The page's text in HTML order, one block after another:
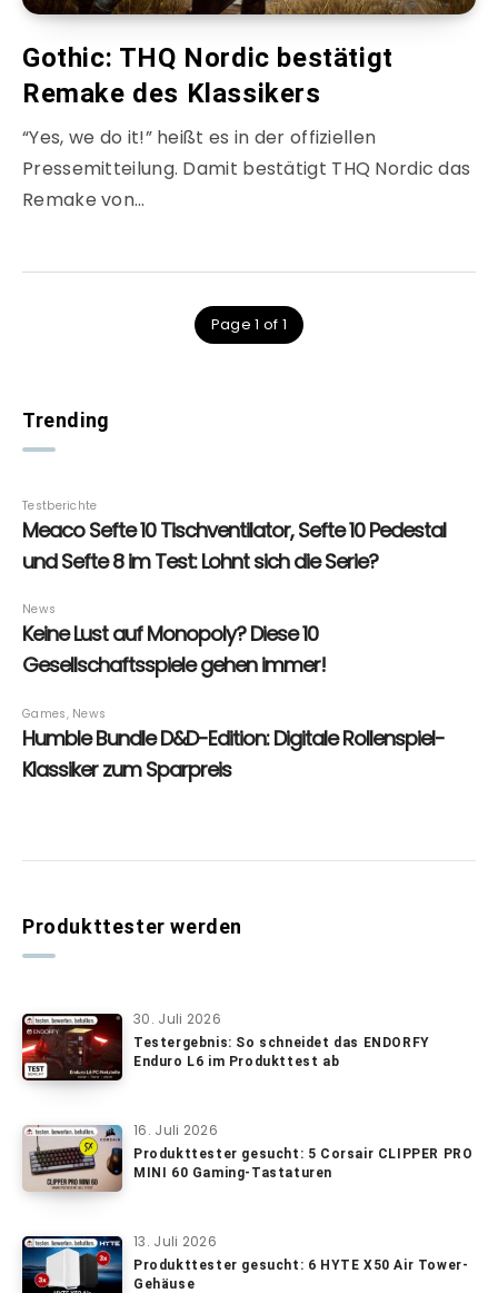
Gothic: THQ Nordic bestätigt
Remake des Klassikers
“Yes, we do it!” heißt es in der offiziellen
Pressemitteilung. Damit bestätigt THQ Nordic das
Remake von…
Page 1 of 1
Trending
Produkttester werden
30. Juli 2026
Testergebnis: So schneidet das ENDORFY
Enduro L6 im Produkttest ab
16. Juli 2026
Produkttester gesucht: 5 Corsair CLIPPER PRO
MINI 60 Gaming-Tastaturen
13. Juli 2026
Produkttester gesucht: 6 HYTE X50 Air Tower-
Gehäuse